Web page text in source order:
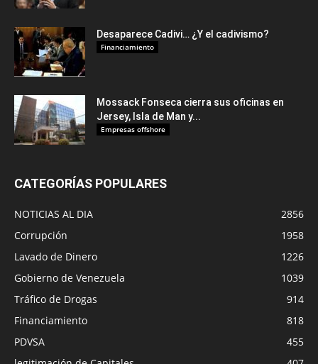
Desaparece Cadivi… ¿Y el cadivismo?
Financiamiento
Mossack Fonseca cierra sus oficinas en
Jersey, Isla de Man y...
Empresas offshore
CATEGORÍAS POPULARES
NOTICIAS AL DIA
2856
Corrupción
1958
Lavado de Dinero
1226
Gobierno de Venezuela
1039
Tráfico de Drogas
914
Financiamiento
818
PDVSA
455